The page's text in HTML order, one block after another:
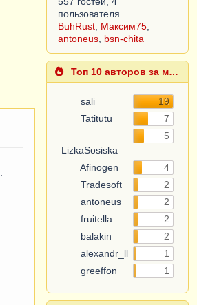
пользователя
BuhRust Максим75
antoneus bsn-chita
Топ 10 авторов за месяц
sali
19
Tatitutu
7
LizkaSosiska
5
Afinogen
4
Tradesoft
2
antoneus
2
fruitella
2
balakin
2
alexandr_ll
1
greeffon
1